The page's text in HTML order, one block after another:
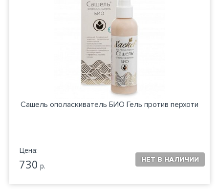
Сашель ополаскиватель БИО Гель против перхоти
Цена:
730 р.